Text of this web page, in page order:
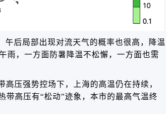
午后局部出现对流天气的概率也很高，降温
雨，一方面防暑降温不松懈，一方面也需
高压强势控场下，上海的高温仍在持续，
带高压有“松动”迹象，本市的最高气温终